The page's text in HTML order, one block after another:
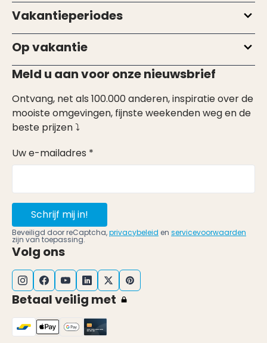
Vakantieperiodes
Op vakantie
Meld u aan voor onze nieuwsbrief
Ontvang, net als 100.000 anderen, inspiratie over de
mooiste omgevingen, fijnste weekenden weg en de
beste prijzen ⤵
Uw e-mailadres *
Schrijf mij in!
Beveiligd door reCaptcha,privacybeleid en servicevoorwaarden
zijn van toepassing.
Volg ons
Betaal veilig met